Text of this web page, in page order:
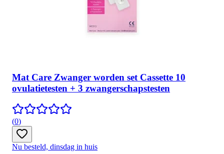
Mat Care Zwanger worden set Cassette 10
ovulatietesten + 3 zwangerschapstesten
(0)
Nu besteld, dinsdag in huis